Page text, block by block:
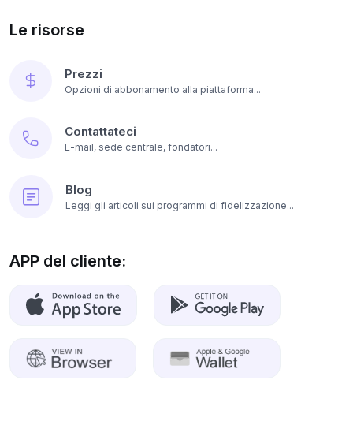
Le risorse
Prezzi
Opzioni di abbonamento alla piattaforma...
Contattateci
E-mail, sede centrale, fondatori...
Blog
Leggi gli articoli sui programmi di fidelizzazione...
APP del cliente: